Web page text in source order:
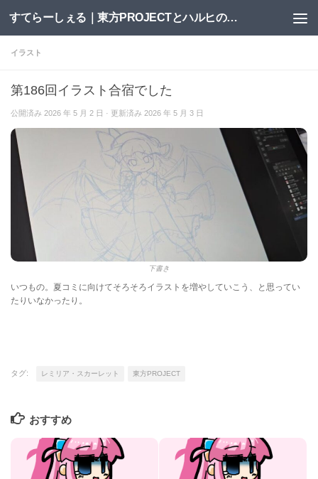
コンテンツへスキップ すてらーしぇる｜東方PROJECTとハルヒの二次創作サイト
イラスト
第186回イラスト合宿でした
公開済み 2026 年 5 月 2 日 · 更新済み 2026 年 5 月 3 日
下書き
いつもの。夏コミに向けてそろそろイラストを増やしていこう、と思ってい
たりいなかったり。
タグ: レミリア・スカーレット 東方PROJECT
おすすめ